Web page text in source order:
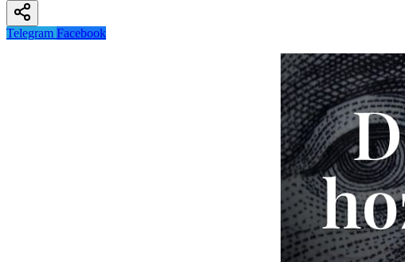
Telegram Facebook